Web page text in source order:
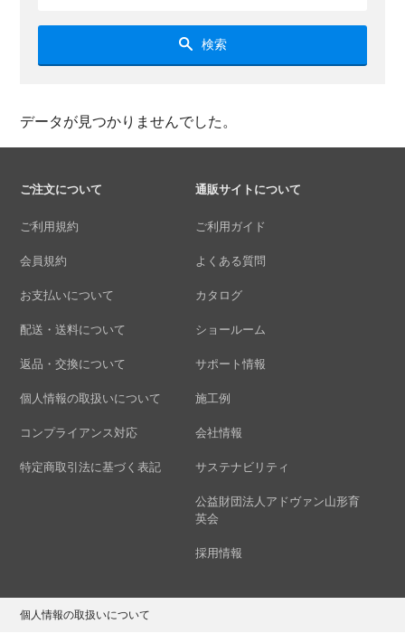
検索
データが見つかりませんでした。
ご注文について
ご利用規約
会員規約
お支払いについて
配送・送料について
返品・交換について
個人情報の取扱いについて
コンプライアンス対応
特定商取引法に基づく表記
通販サイトについて
ご利用ガイド
よくある質問
カタログ
ショールーム
サポート情報
施工例
会社情報
サステナビリティ
公益財団法人アドヴァン山形育
英会
採用情報
個人情報の取扱いについて